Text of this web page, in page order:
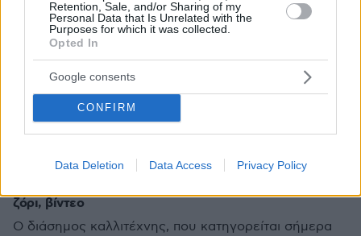
Retention, Sale, and/or Sharing of my
Personal Data that Is Unrelated with the
Purposes for which it was collected.
Opted In
Google consents
CONFIRM
Data Deletion Data Access Privacy Policy
Η σεξουαλική επίθεση του Χούλιο Ιγκλέσιας σε
ζόρι, βίντεο
Ο διάσημος καλλιτέχνης, που κατηγορείται σήμερα